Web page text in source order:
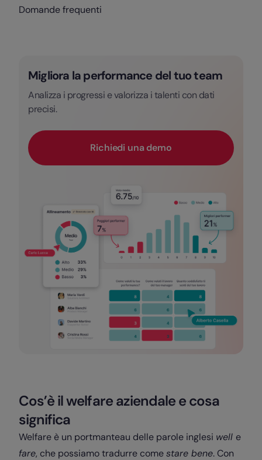
Domande frequenti
Migliora la performance del tuo team
Analizza i progressi e valorizza i talenti con dati
precisi.
Richiedi una demo
Cos’è il welfare aziendale e cosa
significa
Welfare è un portmanteau delle parole inglesi well e
fare, che possiamo tradurre comestare bene. Con